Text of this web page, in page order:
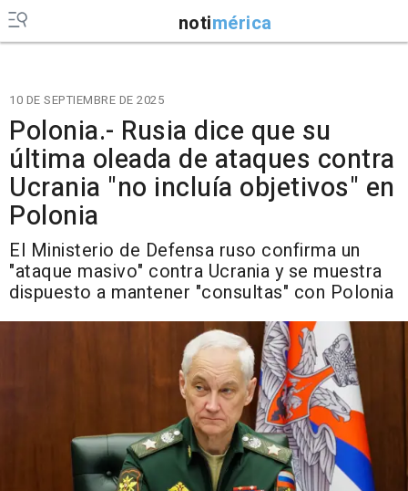
notimérica
10 DE SEPTIEMBRE DE 2025
Polonia.- Rusia dice que su
última oleada de ataques contra
Ucrania "no incluía objetivos" en
Polonia
El Ministerio de Defensa ruso confirma un
"ataque masivo" contra Ucrania y se muestra
dispuesto a mantener "consultas" con Polonia